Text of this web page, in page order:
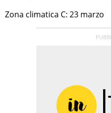
Zona climatica C: 23 marzo